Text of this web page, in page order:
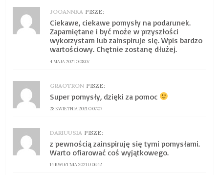
JOOANNKA PISZE:
4 MAJA 2021 O 08:07
Ciekawe, ciekawe pomysły na podarunek.
Zapamiętane i być może w przyszłości
wykorzystam lub zainspiruje się. Wpis bardzo
wartościowy. Chętnie zostanę dłużej.
GRAOTRON PISZE:
28 KWIETNIA 2021 O 07:07
Super pomysły, dzięki za pomoc
DARIUUSIA PISZE:
14 KWIETNIA 2021 O 06:42
z pewnością zainspiruję się tymi pomysłami.
Warto ofiarować coś wyjątkowego.